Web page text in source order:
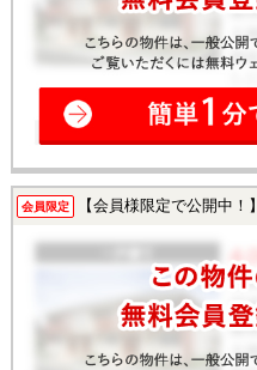
会員限定 【会員様限定で公開中！】